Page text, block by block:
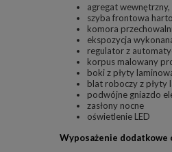
agregat
szyba frontowa
komora
ekspozycja
regulator z
korpus malowany
boki z płyty
blat roboczy z płyty
podwójne gniazdo
zasłony nocne
oświetlenie LED
Wyposażenie dodatkowe